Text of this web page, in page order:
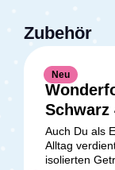
Zubehör
Neu
Schwarz
Auch Du als
Alltag
isolierten